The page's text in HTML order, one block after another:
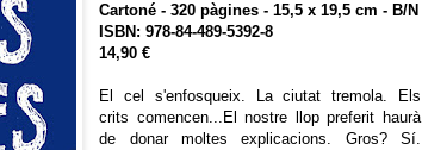
Cartoné - 320 pàgines - 15,5 x 19,5 cm - B/N
ISBN: 978-84-489-5392-8
14,90 €
El cel s'enfosqueix. La ciutat tremola. Els
crits comencen...El nostre llop preferit haurà
de donar moltes explicacions. Gros? Sí.